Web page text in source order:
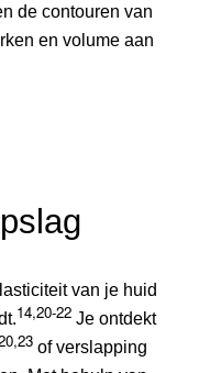
de contouren van
en volume aan
van je huid
14,20-22 Je ontdekt
of verslapping